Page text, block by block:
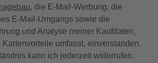
, die E-Mail-Werbung, die
E-Mail-Umgangs sowie die
und Analyse meiner Kaufdaten,
umfasst, einverstanden.
kann ich jederzeit widerrufen.